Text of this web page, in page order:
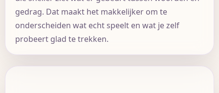
gedrag. Dat maakt het makkelijker om te
onderscheiden wat echt speelt en wat je zelf
probeert glad te trekken.